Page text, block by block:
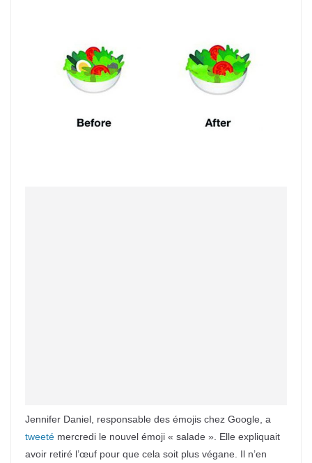
Jennifer Daniel, responsable des émojis chez Google, a
tweeté mercredi le nouvel émoji « salade ». Elle expliquait
avoir retiré l’œuf pour que cela soit plus végane. Il n’en